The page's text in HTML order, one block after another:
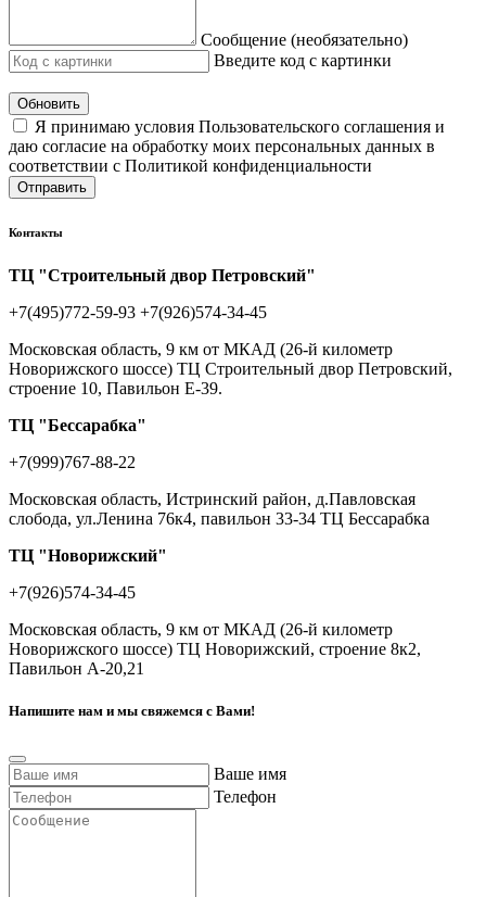
Сообщение (необязательно)
Введите код с картинки
Обновить
Я принимаю условия Пользовательского соглашения и
даю согласие на обработку моих персональных данных в
соответствии с Политикой конфиденциальности
Отправить
Контакты
ТЦ "Строительный двор Петровский"
+7(495)772-59-93 +7(926)574-34-45
Московская область, 9 км от МКАД (26-й километр
Новорижского шоссе) ТЦ Строительный двор Петровский,
строение 10, Павильон Е-39.
ТЦ "Бессарабка"
+7(999)767-88-22
Московская область, Истринский район, д.Павловская
слобода, ул.Ленина 76к4, павильон 33-34 ТЦ Бессарабка
ТЦ "Новорижский"
+7(926)574-34-45
Московская область, 9 км от МКАД (26-й километр
Новорижского шоссе) ТЦ Новорижский, строение 8к2,
Павильон А-20,21
Напишите нам и мы свяжемся с Вами!
Ваше имя
Телефон